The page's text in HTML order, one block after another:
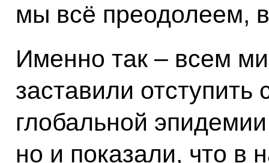
мы всё преодолеем,
Именно так – всем
заставили отступить
глобальной
но и показали, что в